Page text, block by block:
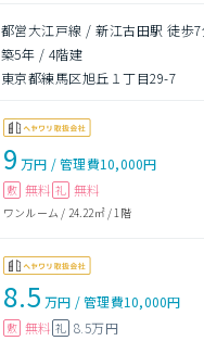
都営大江戸線 / 新江古田駅 徒歩
築5年 / 4階建
東京都練馬区旭丘１丁目29-7
9 万円 /管理費10,000円
敷 無料 礼 無料
ワンルーム / 24.22㎡/1階
8.5 万円 /管理費10,000円
敷 無料 礼 8.5万円